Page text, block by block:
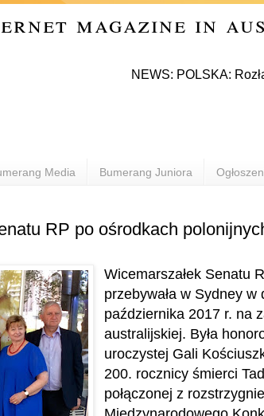
magazine in
NEWS: POLSKA: Rozłam w
Media Bumerang Juniora
RP po ośrodkach
Wicemarszałek Senatu
przebywała w Sydney w
października 2017 r. na
australijskiej. Była
uroczystej Gali
200. rocznicy śmierci
połączonej z